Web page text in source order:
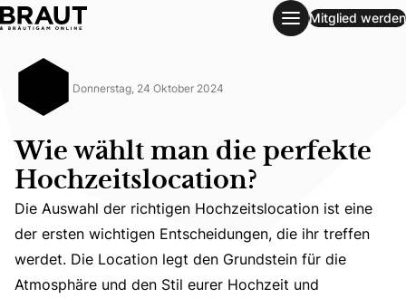
Wie wählt man die perfekte Hochzeitslocation?
Mitglied werden
Donnerstag, 24 Oktober 2024
Wie wählt man die perfekte
Hochzeitslocation?
Die Auswahl der richtigen Hochzeitslocation ist eine
Die Auswahl der richtigen Hochzeitslocation ist eine
der ersten wichtigen Entscheidungen, die ihr treffen
werdet. Die Location legt den Grundstein für die
Atmosphäre und den Stil eurer Hochzeit und